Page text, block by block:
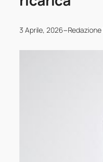
3 Aprile, 2026–Redazione